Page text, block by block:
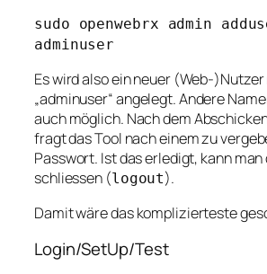
sudo openwebrx admin
adminuser
Es wird also ein neuer (Web-
„adminuser“ angelegt. Andere
auch möglich. Nach dem
fragt das Tool nach einem zu
Passwort. Ist das erledigt, kann
schliessen (logout).
Damit wäre das komplizierteste
Login/SetUp/Test